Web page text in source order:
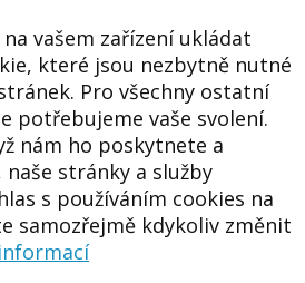
vašem zařízení ukládat
které jsou nezbytně nutné
Pro všechny ostatní
potřebujeme vaše svolení.
nám ho poskytnete a
stránky a služby
s používáním cookies na
samozřejmě kdykoliv změnit